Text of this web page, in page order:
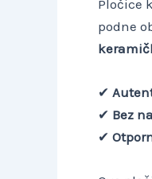
Pločice
podne
✔
✔ Bez
✔